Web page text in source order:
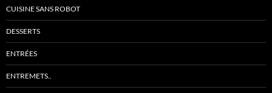
CUISINE SANS ROBOT
DESSERTS
ENTRÉES
ENTREMETS..